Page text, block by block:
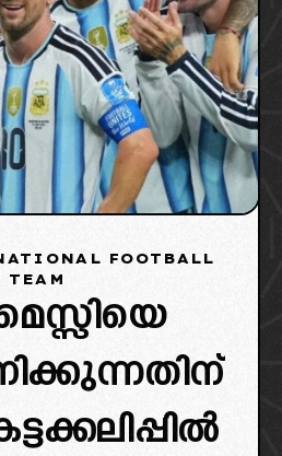
FOOTBALL
TEAM